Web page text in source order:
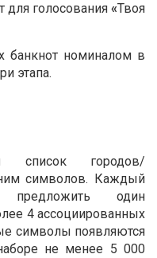
для голосования «Твоя
банкнот номиналом в
этапа.
список городов/
символов. Каждый
один
4 ассоциированных
символы появляются
не менее 5 000